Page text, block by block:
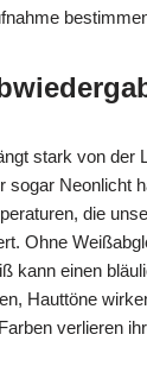
stark von der
sogar Neonlicht
die
Ohne
kann einen
Hauttöne
verlieren